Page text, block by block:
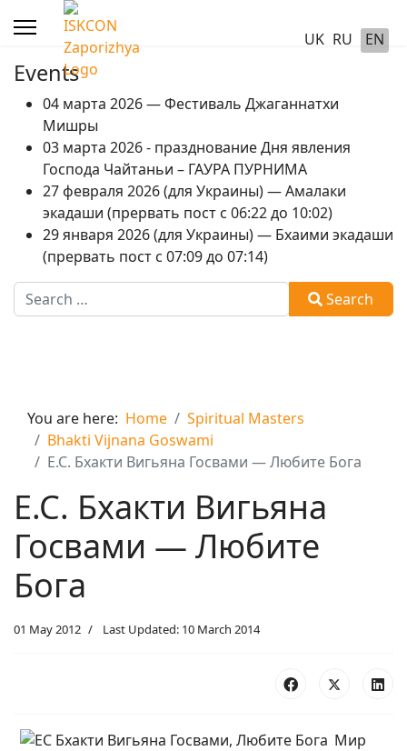
UK RU EN
Events
04 марта 2026 — Фестиваль Джаганнатхи
Мишры
03 марта 2026 - празднование Дня явления
Господа Чайтаньи – ГАУРА ПУРНИМА
27 февраля 2026 (для Украины) — Амалаки
экадаши (прервать пост с 06:22 до 10:02)
29 января 2026 (для Украины) — Бхаими экадаши
(прервать пост с 07:09 до 07:14)
Search
Search
You are here: Home
Spiritual Masters
Bhakti Vijnana Goswami
Е.С. Бхакти Вигьяна Госвами — Любите Бога
Е.С. Бхакти Вигьяна
Госвами — Любите
Бога
01 May 2012 Last Updated: 10 March 2014
Мир